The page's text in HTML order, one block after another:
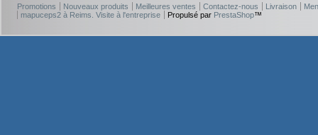
Promotions Nouveaux produits Meilleures ventes Contactez-nous Livraison
mapuceps2 à Reims. Visite à l'entreprise
Propulsé par PrestaShop™